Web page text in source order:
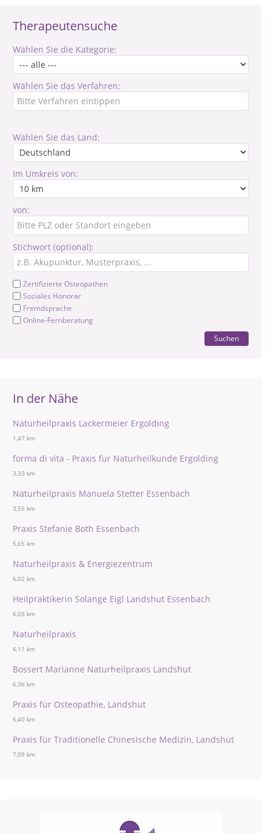
Therapeutensuche
Wählen Sie die Kategorie:
Wählen Sie das Verfahren:
Wählen Sie das Land:
Im Umkreis von:
von:
Stichwort (optional):
Zertifizierte Osteopathen
Soziales Honorar
Fremdsprache
Online-Fernberatung
Suchen
In der Nähe
Naturheilpraxis Lackermeier Ergolding
1,47 km
forma di vita - Praxis für Naturheilkunde Ergolding
3,33 km
Naturheilpraxis Manuela Stetter Essenbach
3,55 km
Praxis Stefanie Both Essenbach
5,65 km
Naturheilpraxis & Energiezentrum
6,02 km
Heilpraktikerin Solange Eigl Landshut Essenbach
6,03 km
Naturheilpraxis
6,11 km
Bossert Marianne Naturheilpraxis Landshut
6,36 km
Praxis für Osteopathie, Landshut
6,40 km
Praxis für Traditionelle Chinesische Medizin, Landshut
7,09 km